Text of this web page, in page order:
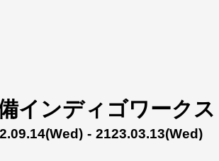
インディゴワークス
(Wed) - 2123.03.13(Wed)